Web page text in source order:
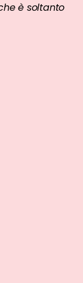
è soltanto